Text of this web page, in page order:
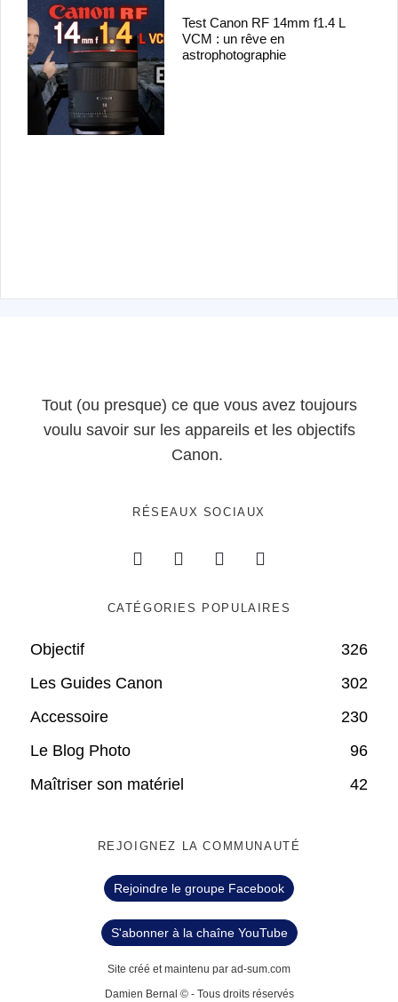
Test Canon RF 14mm f1.4 L
VCM : un rêve en
astrophotographie
Tout (ou presque) ce que vous avez toujours
voulu savoir sur les appareils et les objectifs
Canon.
RÉSEAUX SOCIAUX
CATÉGORIES POPULAIRES
Objectif
326
Les Guides Canon
302
Accessoire
230
Le Blog Photo
96
Maîtriser son matériel
42
REJOIGNEZ LA COMMUNAUTÉ
Rejoindre le groupe Facebook
S'abonner à la chaîne YouTube
Site créé et maintenu par ad-sum.com
Damien Bernal © - Tous droits réservés